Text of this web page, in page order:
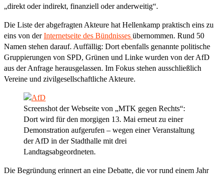
„direkt oder indirekt, finanziell oder anderweitig“.
Die Liste der abgefragten Akteure hat Hellenkamp praktisch eins zu
eins von derInternetseite des Bündnisses übernommen. Rund 50
Namen stehen darauf. Auffällig: Dort ebenfalls genannte politische
Gruppierungen von SPD, Grünen und Linke wurden von der AfD
aus der Anfrage herausgelassen. Im Fokus stehen ausschließlich
Vereine und zivilgesellschaftliche Akteure.
Screenshot der Webseite von „MTK gegen Rechts“:
Dort wird für den morgigen 13. Mai erneut zu einer
Demonstration aufgerufen – wegen einer Veranstaltung
der AfD in der Stadthalle mit drei
Landtagsabgeordneten.
Die Begründung erinnert an eine Debatte, die vor rund einem Jahr